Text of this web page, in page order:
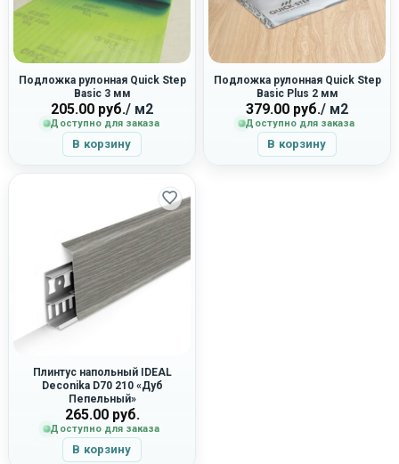
Подложка рулонная Quick Step
Basic 3 мм
205.00 руб./ м2
Доступно для заказа
В корзину
Подложка рулонная Quick Step
Basic Plus 2 мм
379.00 руб./ м2
Доступно для заказа
В корзину
Плинтус напольный IDEAL
Deconika D70 210 «Дуб
Пепельный»
265.00руб.
Доступно для заказа
В корзину